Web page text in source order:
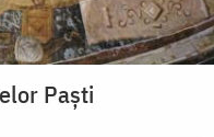
Paști